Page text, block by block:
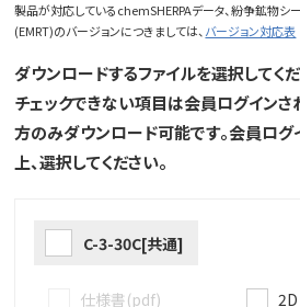
製品が対応しているchemSHERPAデータ、紛争鉱物シ
(EMRT)のバージョンにつきましては、 バージョン対応表
ダウンロードするファイルを選択してくだ
チェックできない項目は会員ログインさ
方のみダウンロード可能です。会員ログ
上、選択してください。
C-3-30C[共通]
仕様書(pdf)